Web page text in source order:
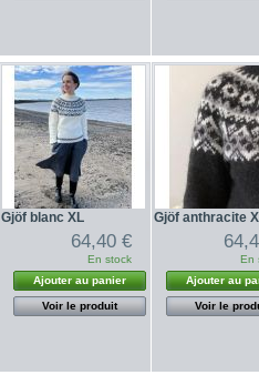
Gjöf blanc XL
64,40 €
En stock
Ajouter au panier
Voir le produit
Gjöf anthracite
En
Ajouter au
Voir le